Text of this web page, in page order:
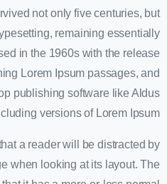
not only five centuries, but
remaining essentially
in the 1960s with the release
Lorem Ipsum passages, and
publishing software like Aldus
versions of Lorem Ipsum.
a reader will be distracted by
when looking at its layout. The